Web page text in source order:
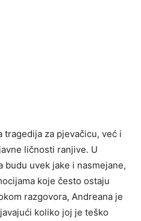
tragedija za pjevačicu, već i
ličnosti ranjive. U
budu uvek jake i nasmejane,
koje često ostaju
razgovora, Andreana je
koliko joj je teško